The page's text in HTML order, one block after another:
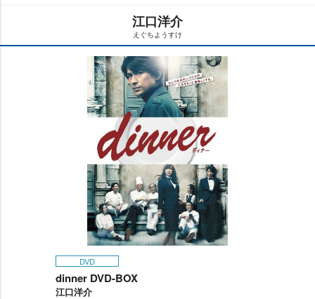
江口洋介
えぐちようすけ
DVD
dinner DVD-BOX
江口洋介